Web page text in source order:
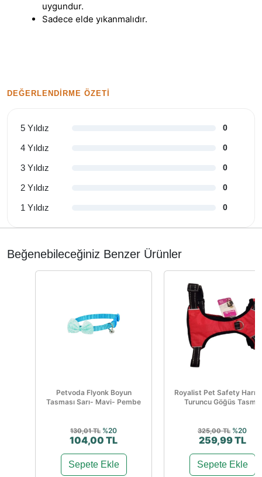
uygundur.
Sadece elde yıkanmalıdır.
DEĞERLENDIRME ÖZETI
5 Yıldız 0
4 Yıldız 0
3 Yıldız 0
2 Yıldız 0
1 Yıldız 0
Beğenebileceğiniz Benzer Ürünler
Petvoda Flyonk Boyun
Tasması Sarı- Mavi- Pembe
130,01 TL %20
104,00 TL
Sepete Ekle
Royalist Pet Safety
Turuncu Göğüs Tasma
325,00 TL %20
259,99 TL
Sepete Ekle